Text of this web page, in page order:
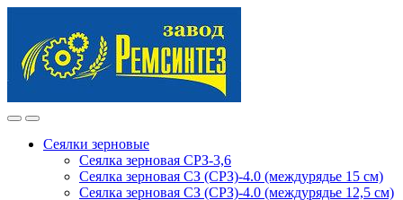
navigation
content
Сеялки зерновые
Сеялка зерновая СРЗ-3,6
Сеялка зерновая СЗ (СРЗ)-4.0 (междурядье 15 см)
Сеялка зерновая СЗ (СРЗ)-4.0 (междурядье 12,5 см)